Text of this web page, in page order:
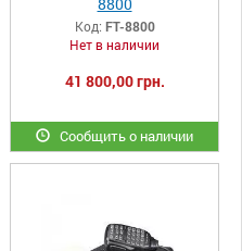
Код: FT-8800
Нет в наличии
41 800,00 грн.
Сообщить о наличии